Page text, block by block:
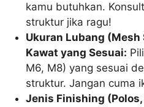
kamu butuhkan.
struktur jika ragu!
Ukuran Lubang
Kawat yang Sesuai:
M6, M8) yang sesuai
struktur. Jangan cuma
Jenis Finishing